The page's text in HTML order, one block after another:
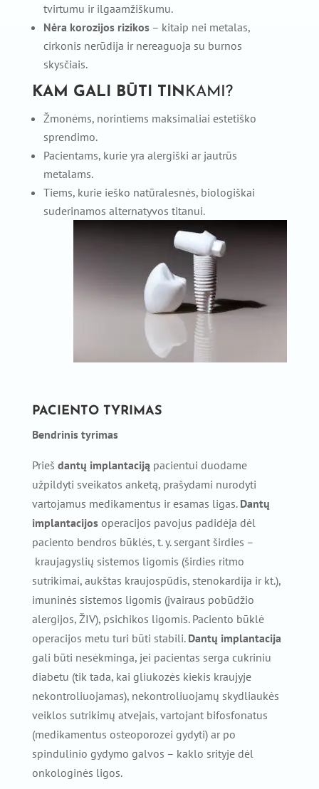
tvirtumu ir ilgaamžiškumu.
Nėra korozijos rizikos– kitaip nei metalas,
cirkonis nerūdija ir nereaguoja su burnos
skysčiais.
KAM GALI BŪTI TIN KAMI?
Žmonėms, norintiems maksimaliai estetiško
sprendimo.
Pacientams, kurie yra alergiški ar jautrūs
metalams.
Tiems, kurie ieško natūralesnės, biologiškai
suderinamos alternatyvos titanui.
PACIENTO TYRIMAS
Bendrinis tyrimas
Prieš dantų implantaciją pacientui duodame
užpildyti sveikatos anketą, prašydami nurodyti
vartojamus medikamentus ir esamas ligas. Dantų
implantacijosoperacijos pavojus padidėja dėl
paciento bendros būklės, t. y. sergant širdies –
kraujagyslių sistemos ligomis (širdies ritmo
sutrikimai, aukštas kraujospūdis, stenokardija ir kt.),
imuninės sistemos ligomis (įvairaus pobūdžio
alergijos, ŽIV), psichikos ligomis. Paciento būklė
operacijos metu turi būti stabili. Dantų implantacija
gali būti nesėkminga, jei pacientas serga cukriniu
diabetu (tik tada, kai gliukozės kiekis kraujyje
nekontroliuojamas), nekontroliuojamų skydliaukės
veiklos sutrikimų atvejais, vartojant bifosfonatus
(medikamentus osteoporozei gydyti) ar po
spindulinio gydymo galvos – kaklo srityje dėl
onkologinės ligos.